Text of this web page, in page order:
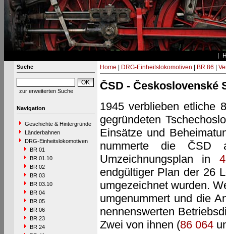
Suche
zur erweiterten Suche
Navigation
Geschichte & Hintergründe
Länderbahnen
DRG-Einheitslokomotiven
BR 01
BR 01.10
BR 02
BR 03
BR 03.10
BR 04
BR 05
BR 06
BR 23
BR 24
Home DRG-Einheitslokomotiven BR 86
ČSD - Československé
1945 verblieben etliche
gegründeten
Einsätze und
nummerte die ČSD
Umzeichnungsplan in
endgültiger Plan der 26
umgezeichnet wurden.
umgenummert und die
nennenswerten
Zwei von ihnen (86 064